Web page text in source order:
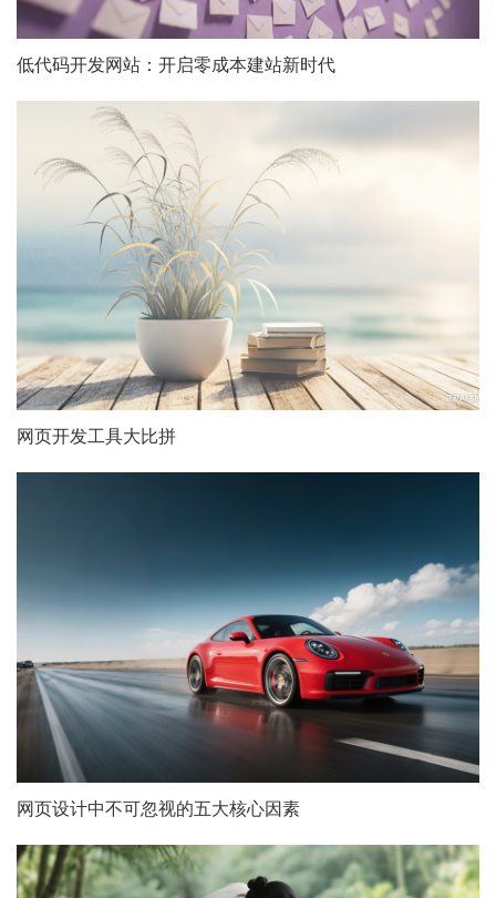
低代码开发网站：开启零成本建站新时代
网页开发工具大比拼
网页设计中不可忽视的五大核心因素